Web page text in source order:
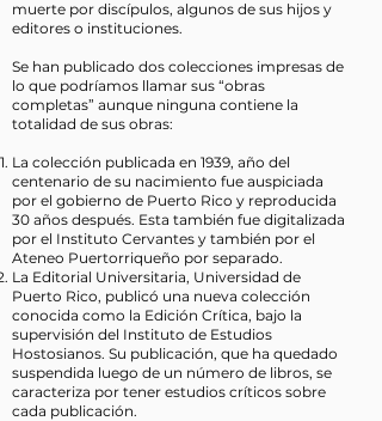
muerte por discípulos, algunos de sus hijos y
editores o instituciones.
Se han publicado dos colecciones impresas de
lo que podríamos llamar sus “obras
completas” aunque ninguna contiene la
totalidad de sus obras:
La colección publicada en 1939, año del
centenario de su nacimiento fue auspiciada
por el gobierno de Puerto Rico y reproducida
30 años después. Esta también fue digitalizada
por el Instituto Cervantes y también por el
Ateneo Puertorriqueño por separado.
La Editorial Universitaria, Universidad de
Puerto Rico, publicó una nueva colección
conocida como la Edición Crítica, bajo la
supervisión del Instituto de Estudios
Hostosianos. Su publicación, que ha quedado
suspendida luego de un número de libros, se
caracteriza por tener estudios críticos sobre
cada publicación.